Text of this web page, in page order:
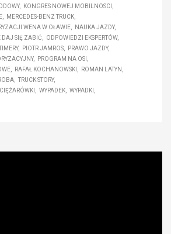
KONGRES NOWEJ MOBILNOSCI
MERCEDES-BENZ TRUCK
WENA W OŁAWIE
NAUKA JAZDY
SIĘ ZABIĆ
ODPOWIEDZI EKSPERTÓW
PIOTR JAMROS
PRAWO JAZDY
PROGRAM NA OSI
RAFAŁ KOCHANOWSKI
ROMAN LATYN
TRUCK STORY
WYPADEK WYPADKI